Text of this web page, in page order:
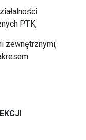
PTK,